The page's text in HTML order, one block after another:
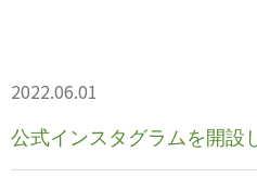
公式インスタグラムを開設
2022.06.01